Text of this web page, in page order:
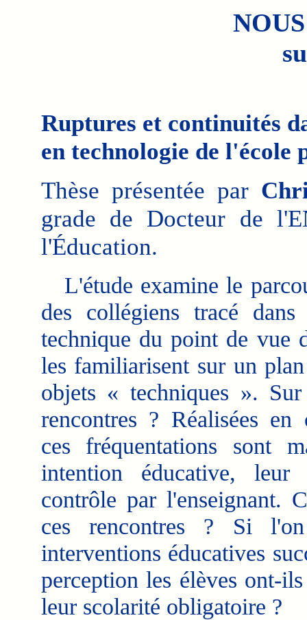
Ruptures et continuités
en technologie de l'école
Thèse présentée par
grade de Docteur de
l'Éducation.
L'étude examine le
des collégiens tracé
technique du point de vue
les familiarisent sur un
objets « techniques ».
rencontres ? Réalisées en
ces fréquentations sont
intention éducative,
contrôle par l'enseignant.
ces rencontres ? Si
interventions éducatives
perception les élèves ont-
leur scolarité obligatoire ?